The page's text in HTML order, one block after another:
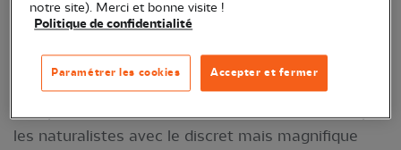
vous sera proposée. Merci pour votre
compréhension.
Par Dominique Laigre
les naturalistes avec le discret mais magnifique
notre site). Merci et bonne visite !
Politique de confidentialité
Accepter et fermer
Paramétrer les cookies